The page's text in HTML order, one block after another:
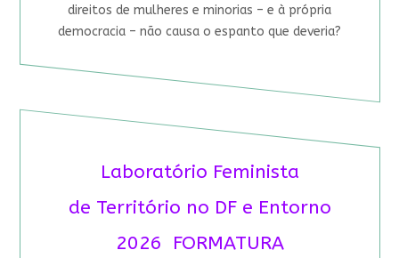
direitos de mulheres e minorias – e à própria
democracia – não causa o espanto que deveria?
Laboratório Feminista
de Território no DF e Entorno
2026 FORMATURA